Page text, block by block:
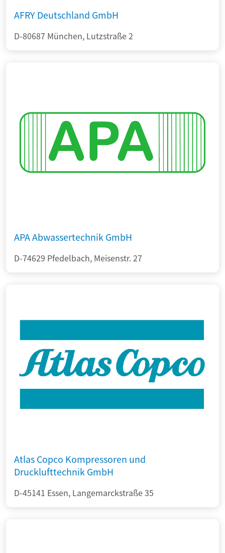
AFRY Deutschland GmbH
D-80687 München, Lutzstraße 2
APA Abwassertechnik GmbH
D-74629 Pfedelbach, Meisenstr. 27
Atlas Copco Kompressoren und
Drucklufttechnik GmbH
D-45141 Essen, Langemarckstraße 35